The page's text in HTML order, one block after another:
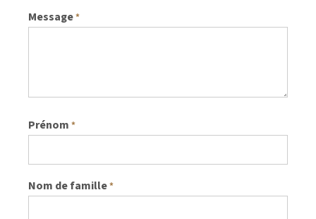
Message*
Prénom *
Nom de famille*